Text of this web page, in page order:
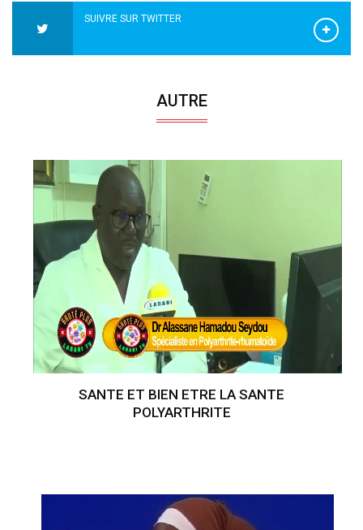
SUIVRE SUR TWITTER
AUTRE
SANTE ET BIEN ETRE LA SANTE
POLYARTHRITE